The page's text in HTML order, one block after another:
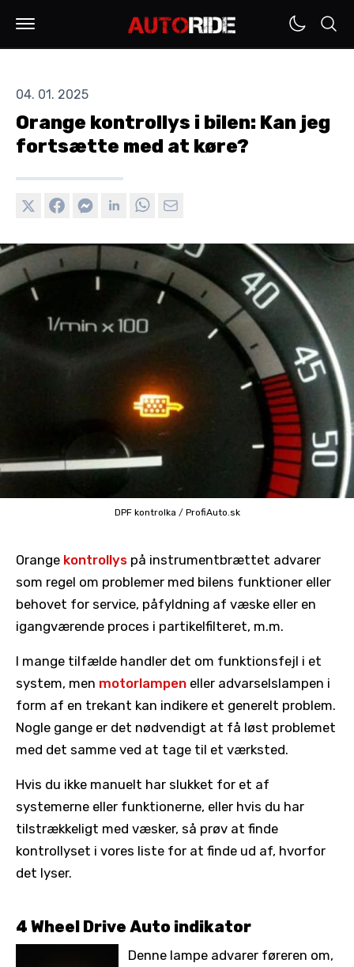
04. 01. 2025
Orange kontrollys i bilen: Kan jeg
fortsætte med at køre?
DPF kontrolka / ProfiAuto.sk
Orange kontrollys på instrumentbrættet advarer
som regel om problemer med bilens funktioner eller
behovet for service, påfyldning af væske eller en
igangværende proces i partikelfilteret, m.m.
I mange tilfælde handler det om funktionsfejl i et
system, men motorlampen eller advarselslampen i
form af en trekant kan indikere et generelt problem.
Nogle gange er det nødvendigt at få løst problemet
med det samme ved at tage til et værksted.
Hvis du ikke manuelt har slukket for et af
systemerne eller funktionerne, eller hvis du har
tilstrækkeligt med væsker, så prøv at finde
kontrollyset i vores liste for at finde ud af, hvorfor
det lyser.
4 Wheel Drive Auto indikator
Denne lampe advarer føreren om,